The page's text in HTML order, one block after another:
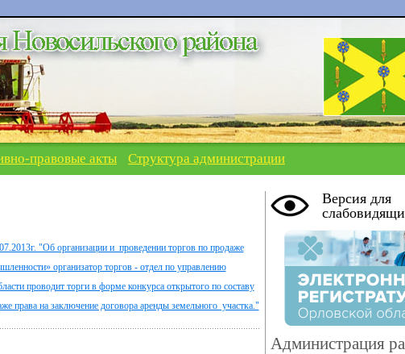
правовые акты Структура администрации
"Об организации и проведении торгов по продаже
организатор торгов - отдел по управлению
проводит торги в форме конкурса открытого по составу
права на заключение договора аренды земельного участка."
Версия для
Администрация